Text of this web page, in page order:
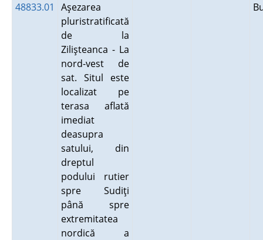
48833.01
Aşezarea
pluristratificată
de la
Zilişteanca - La
nord-vest de
sat. Situl este
localizat pe
terasa aflată
imediat
deasupra
satului, din
dreptul
podului rutier
spre Sudiţi
până spre
extremitatea
nordică a